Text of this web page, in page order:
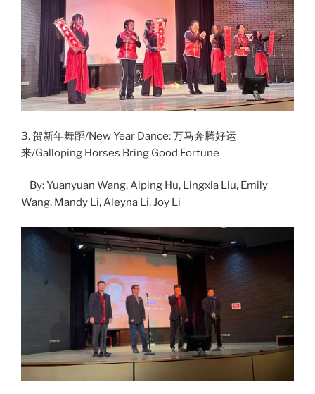
3. 贺新年舞蹈/New Year Dance: 万马奔腾好运
来/Galloping Horses Bring Good Fortune
By: Yuanyuan Wang, Aiping Hu, Lingxia Liu, Emily
Wang, Mandy Li, Aleyna Li, Joy Li